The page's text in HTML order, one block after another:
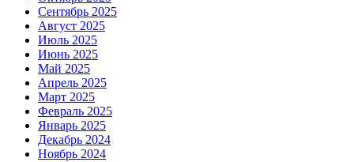
Сентябрь 2025
Август 2025
Июль 2025
Июнь 2025
Май 2025
Апрель 2025
Март 2025
Февраль 2025
Январь 2025
Декабрь 2024
Ноябрь 2024